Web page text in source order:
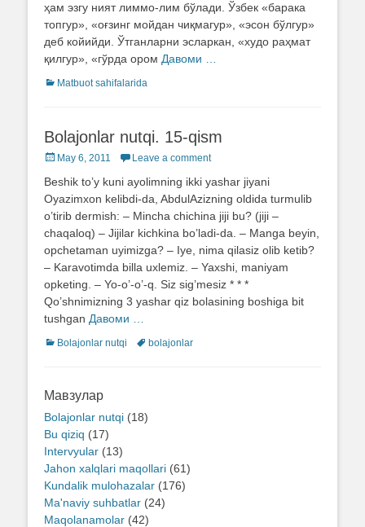
ҳам эзгу ният лиммо-лим бўлади. Ўзбек «барака
топгур», «оғзинг мойдан чиқмагур», «эсон бўлгур»
деб койийди. Ўтганларни эсларкан, «худо раҳмат
қилгур», «гўрда ором Давоми …
Categories
Matbuot sahifalarida
Bolajonlar nutqi. 15-qism
Posted
May 6, 2011 Leave a comment
Beshik to’y kuni ayolimning ikki yashar jiyani
Oyazimxon kelibdi-da, AbdulAzizning oldida turmulib
o’tirib dermish: – Mincha chichina jiji bu? (jiji –
chaqaloq) – Jijilar kichkina bo’ladi-da. – Manga beyin,
opchetaman uyimizga? – Iye, nima qilasiz olib ketib?
– Karavotimda billa uxlemiz. – Yaxshi, maniyam
opketing. – Yo-o’-o’-q. Siz sig’mesiz * * *
Qo’shnimizning 3 yashar qiz bolasining boshiga bit
tushgan Давоми …
Categories
Bolajonlar nutqi Tagsbolajonlar
Мавзулар
Bolajonlar nutqi (18)
Bu qiziq (17)
Intervyular (13)
Jahon xalqlari maqollari (61)
Kundalik mulohazalar (176)
Ma'naviy suhbatlar (24)
Maqolanamolar (42)